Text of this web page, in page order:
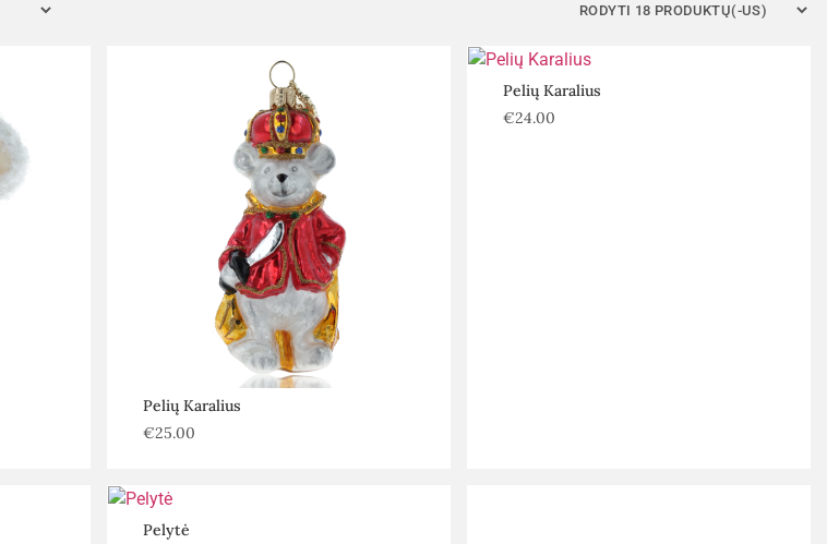
Pelių Karalius
€25.00
Pelių Karalius
€24.00
Pelytė